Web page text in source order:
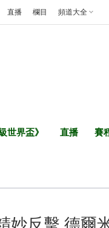
直播 欄目 頻道大全
世界盃》 直播 賽
妙反擊 德爾